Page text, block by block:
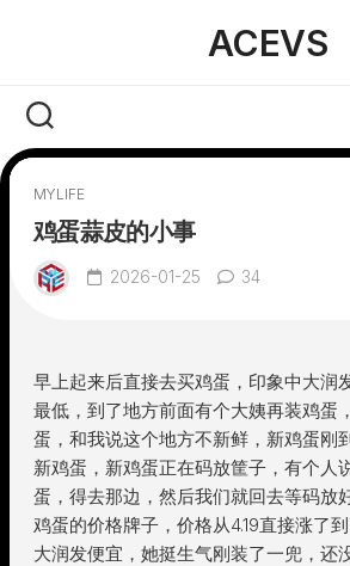
ACEVS
MYLIFE
鸡蛋蒜皮的小事
2026-01-25 34
早上起来后直接去买鸡蛋，印象中大润
最低，到了地方前面有个大姨再装鸡蛋
蛋，和我说这个地方不新鲜，新鸡蛋刚
新鸡蛋，新鸡蛋正在码放筐子，有个人
蛋，得去那边，然后我们就回去等码放
鸡蛋的价格牌子，价格从4.19直接涨了
大润发便宜，她挺生气刚装了一兜，还